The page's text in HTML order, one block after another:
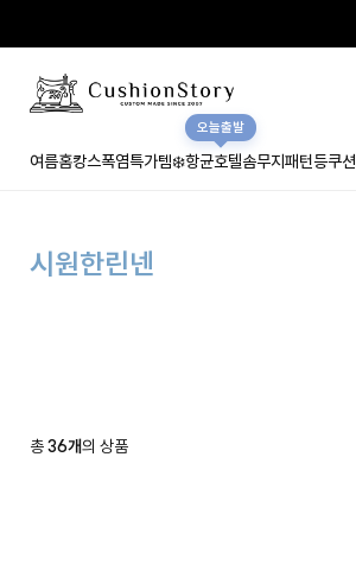
여름홈캉스폭염특가템❄️항균호텔솜
오늘출발
무지패턴등쿠션
시원한린넨
총36개의 상품